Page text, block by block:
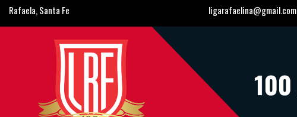
Rafaela, Santa Fe ligarafaelina@gmail.com